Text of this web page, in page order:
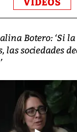
VIDEOS
Botero: ‘Si
las sociedades